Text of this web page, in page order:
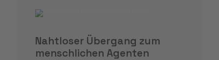
Nahtloser Übergang zum
menschlichen Agenten